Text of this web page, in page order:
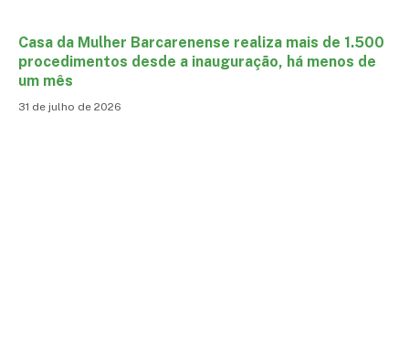
Casa da Mulher Barcarenense realiza mais de 1.500
procedimentos desde a inauguração, há menos de
um mês
31 de julho de 2026